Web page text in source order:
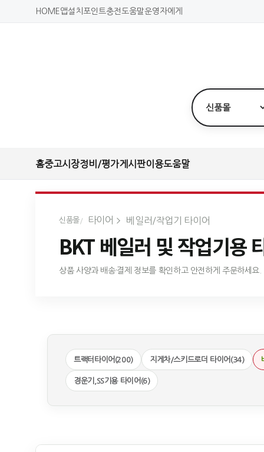
HOME 앱설치 포인트충전도움말운영자에게
홈중고시장정비/평가게시판이용도움말
신품몰 타이어 베일러/작업기 타이어
BKT 베일러 및 작업기용
상품 사양과 배송·결제 정보를 확인하고 안전하게 주문하세요.
트랙터타이어(200) 지게차/스키드로더 타이어(34)
경운기,SS기용 타이어(6)